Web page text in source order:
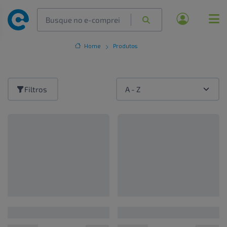
Home Produtos
Filtros